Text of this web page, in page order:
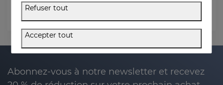
Abonnez-vous à notre newsletter et recevez
Refuser tout
Accepter tout